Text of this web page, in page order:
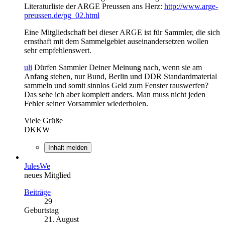
Literaturliste der ARGE Preussen ans Herz: http://www.arge-
preussen.de/pg_02.html
Eine Mitgliedschaft bei dieser ARGE ist für Sammler, die sich
ernsthaft mit dem Sammelgebiet auseinandersetzen wollen
sehr empfehlenswert.
uli Dürfen Sammler Deiner Meinung nach, wenn sie am
Anfang stehen, nur Bund, Berlin und DDR Standardmaterial
sammeln und somit sinnlos Geld zum Fenster rauswerfen?
Das sehe ich aber komplett anders. Man muss nicht jeden
Fehler seiner Vorsammler wiederholen.
Viele Grüße
DKKW
Inhalt melden
JulesWe
neues Mitglied
Beiträge
29
Geburtstag
21. August